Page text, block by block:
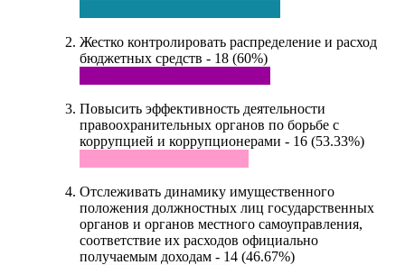
Жестко контролировать распределение и расход
бюджетных средств - 18 (60%)
Повысить эффективность деятельности
правоохранительных органов по борьбе с
коррупцией и коррупционерами - 16 (53.33%)
Отслеживать динамику имущественного
положения должностных лиц государственных
органов и органов местного самоуправления,
соответствие их расходов официально
получаемым доходам - 14 (46.67%)